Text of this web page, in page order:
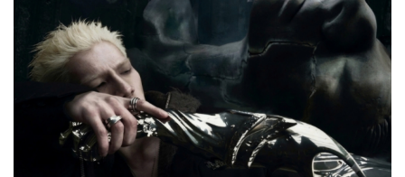
Du lịch
Tư vấn
Săn Tour
Podcast
Câu chuyện thời sự
Đọc truyện đêm khuya
Cửa sổ tình yêu
Kể chuyện cho bé
Hạt giống tâm hồn